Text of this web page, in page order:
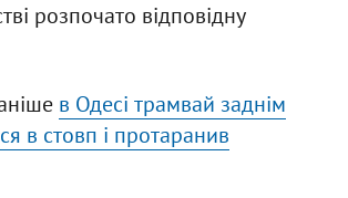
розпочато відповідну
в Одесі трамвай заднім
в стовп і протаранив